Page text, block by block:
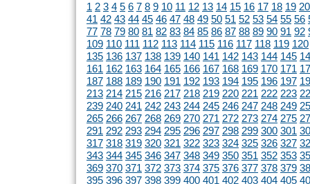
1 2 3 4 5 6 7 8 9 10 11 12 13 14 15 16 17 18 19 20
41 42 43 44 45 46 47 48 49 50 51 52 53 54 55 56
77 78 79 80 81 82 83 84 85 86 87 88 89 90 91 92
109 110 111 112 113 114 115 116 117 118 119 120
135 136 137 138 139 140 141 142 143 144 145
161 162 163 164 165 166 167 168 169 170 171
187 188 189 190 191 192 193 194 195 196 197
213 214 215 216 217 218 219 220 221 222 223
239 240 241 242 243 244 245 246 247 248 249
265 266 267 268 269 270 271 272 273 274 275
291 292 293 294 295 296 297 298 299 300 301
317 318 319 320 321 322 323 324 325 326 327
343 344 345 346 347 348 349 350 351 352 353
369 370 371 372 373 374 375 376 377 378 379
395 396 397 398 399 400 401 402 403 404 405